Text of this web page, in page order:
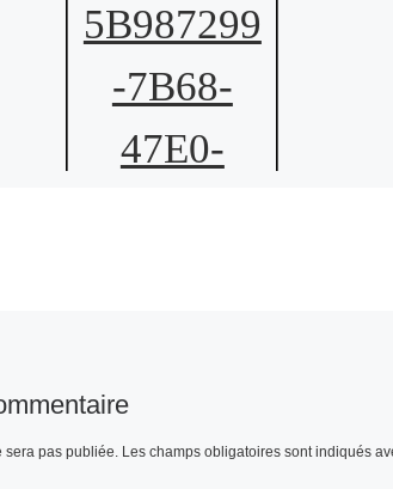
5B987299
-7B68-
47E0-
201 A
sera pas publiée. Les champs obligatoires sont indiqués